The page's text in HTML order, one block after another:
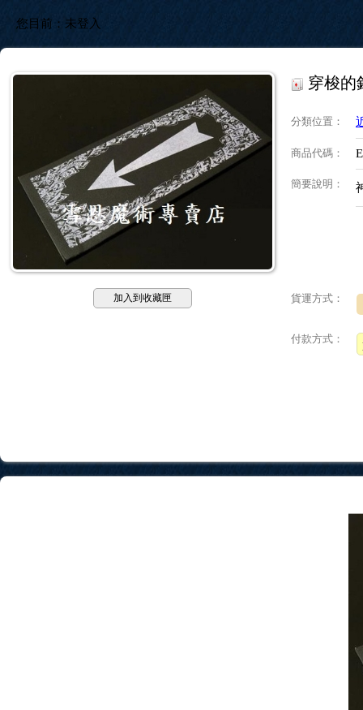
您目前： 未登入
加入到收藏匣
穿梭的
分類位置 ：
商品代碼 ：
簡要說明 ：
貨運方式：
付款方式：